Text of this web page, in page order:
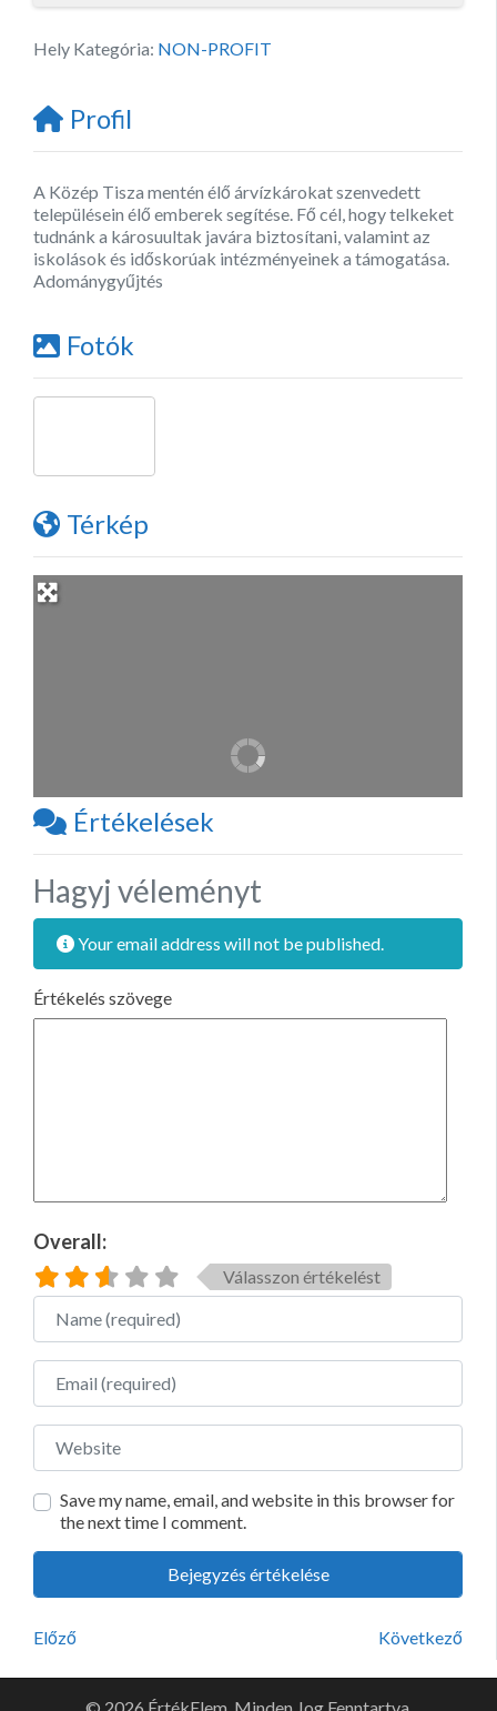
Hely Kategória: NON-PROFIT
Profil
A Közép Tisza mentén élő árvízkárokat szenvedett
településein élő emberek segítése. Fő cél, hogy telkeket
tudnánk a károsuultak javára biztosítani, valamint az
iskolások és időskorúak intézményeinek a támogatása.
Adománygyűjtés
Fotók
Térkép
Értékelések
Hagyj véleményt
Your email address will not be published.
Értékelés szövege
Overall:
Válasszon értékelést
Name
Email
Website
Save my name, email, and website in this browser for
the next time I comment.
Előző Következő
© 2026 ÉrtékElem. Minden Jog Fenntartva.